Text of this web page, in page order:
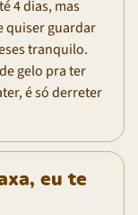
4 dias, mas
quiser guardar
tranquilo.
gelo pra ter
é só derreter
eu te